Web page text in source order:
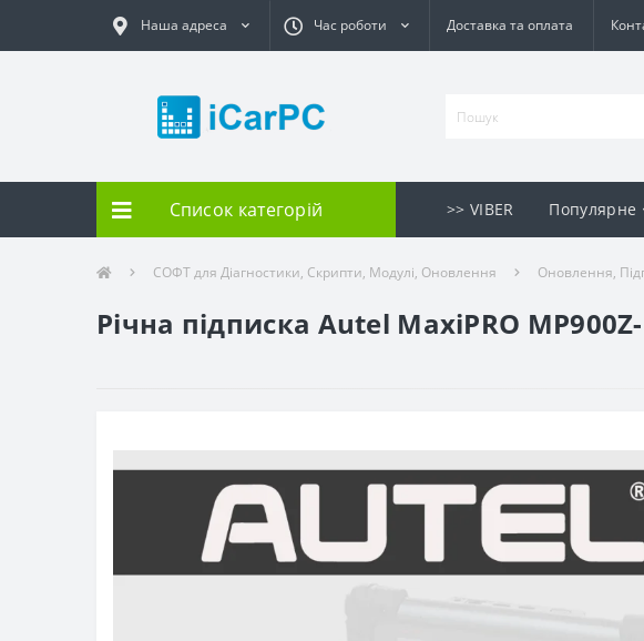
Наша адреса Час роботи Доставка та оплата
Список категорій >> VIBER Популярне
СОФТ для Діагностики, Скрипти, Модулі, Оновлення Оновлення,
Річна підписка Autel MaxiPRO